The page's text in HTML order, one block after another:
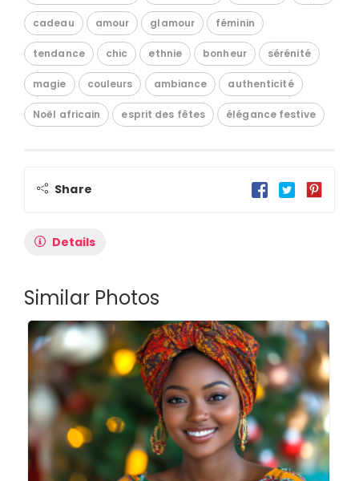
cadeau amour glamour féminin
tendance chic ethnie bonheur sérénité
magie couleurs ambiance authenticité
Noël africain esprit des fêtes élégance festive
Share
Details
Similar Photos